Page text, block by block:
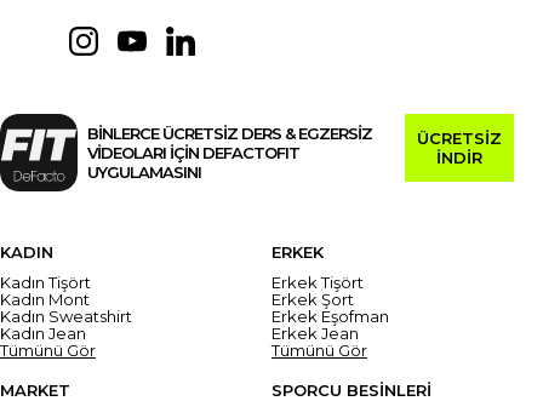
BİNLERCE ÜCRETSİZ DERS & EGZERSİZ
VİDEOLARI İÇİN DEFACTOFIT
UYGULAMASINI
ÜCRETSİZ
İNDİR
KADIN
Kadın Tişört
Kadın Mont
Kadın Sweatshirt
Kadın Jean
Tümünü Gör
ERKEK
Erkek Tişört
Erkek Şort
Erkek Eşofman
Erkek Jean
Tümünü Gör
MARKET
SPORCU BESİNLERİ